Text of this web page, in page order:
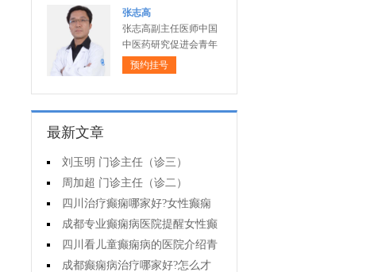
张志高
张志高副主任医师中国
中医药研究促进会青年
预约挂号
最新文章
刘玉明 门诊主任（诊三）
周加超 门诊主任（诊二）
四川治疗癫痫哪家好?女性癫痫
怎么预防?
成都专业癫痫病医院提醒女性癫
痫患者在经期要注意什么?
四川看儿童癫痫病的医院介绍青
少年癫痫病的病因
成都癫痫病治疗哪家好?怎么才